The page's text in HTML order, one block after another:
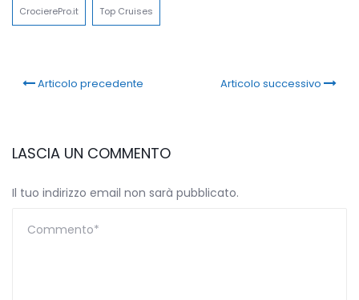
CrocierePro.it Top Cruises
Articolo precedente Articolo successivo
LASCIA UN COMMENTO
Il tuo indirizzo email non sarà pubblicato.